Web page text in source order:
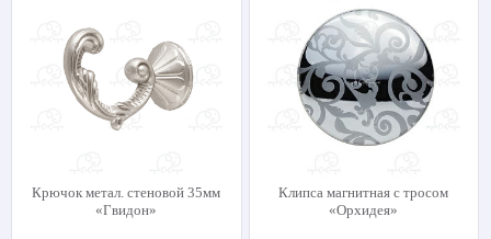
Крючок метал. стеновой 35мм
«Гвидон»
Клипса магнитная с тросом
«Орхидея»